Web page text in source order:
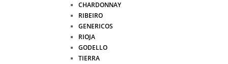
CHARDONNAY
RIBEIRO
GENERICOS
RIOJA
GODELLO
TIERRA